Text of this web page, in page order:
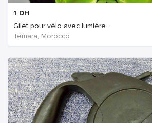
1 DH
Gilet pour vélo avec lumière...
Temara, Morocco